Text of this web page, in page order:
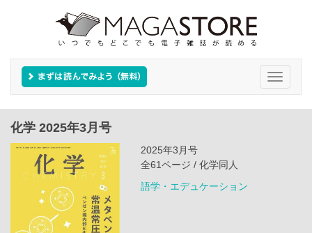
Toggle
化学 2025年3月号
2025年3月号
全61ページ / 化学同人
語学・エデュケーション